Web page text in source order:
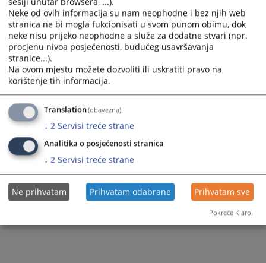
Вијест доступна још на: Bosanski jezik Hrvatski jezik
96ПРЕГЛЕДА
Neke od ovih informacija su nam neophodne i bez njih web
stranica ne bi mogla fukcionisati u svom punom obimu, dok
neke nisu prijeko neophodne a služe za dodatne stvari (npr.
procjenu nivoa posjećenosti, budućeg usavršavanja
stranice...).
Na ovom mjestu možete dozvoliti ili uskratiti pravo na
korištenje tih informacija.
Translation(obavezna)
↓ 2 Servisi treće strane
Analitika o posjećenosti stranica
↓ 2 Servisi treće strane
Ne prihvatam Prihvatam odabrane Prihvatam sve
Pokreće Klaro!